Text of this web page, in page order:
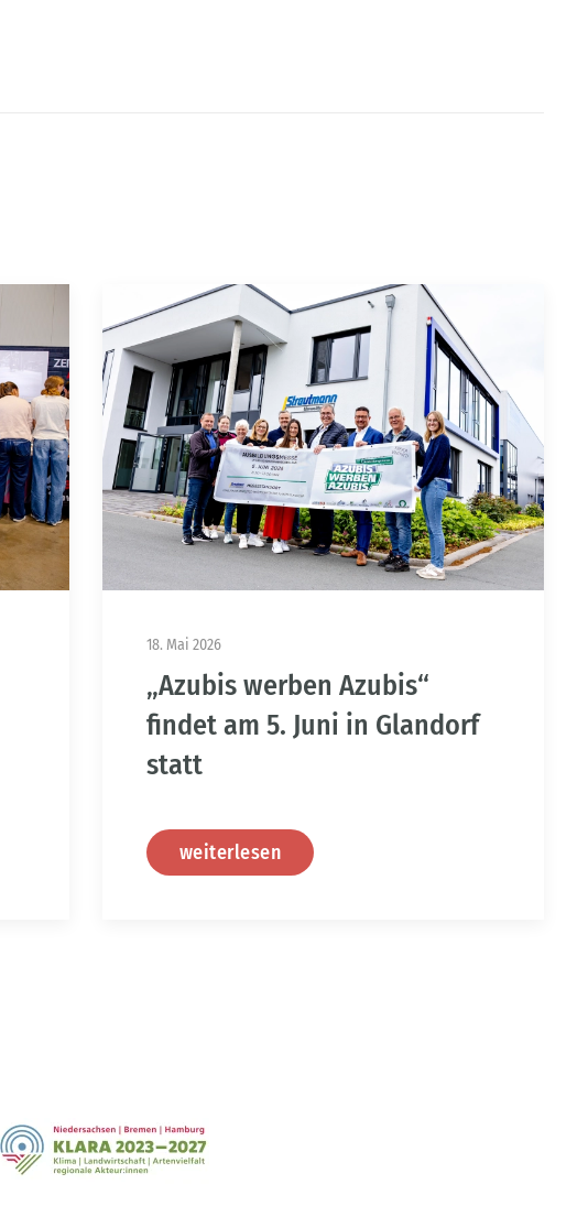
18. Mai 2026
„Azubis werben Azubis“
findet am 5. Juni in Glandorf
statt
weiterlesen